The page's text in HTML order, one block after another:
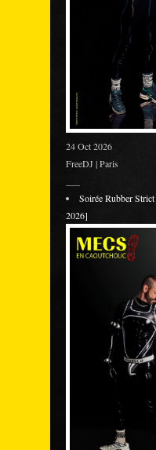
24 Oct 2026
FreeDJ | Paris
Soirée Rubber
2026]